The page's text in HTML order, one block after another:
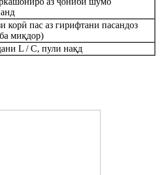
корӣ пас аз гирифтани пасандоз
миқдор)
L / C, пули нақд